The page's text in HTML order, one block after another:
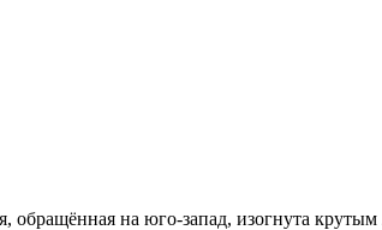
обращённая на юго-запад, изогнута